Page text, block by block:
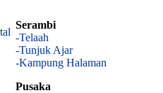
Serambi
-Telaah
-Tunjuk Ajar
-Kampung Halaman
Pusaka